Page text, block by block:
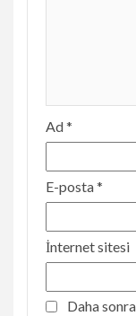
Ad*
E-posta*
İnternet sitesi
Daha